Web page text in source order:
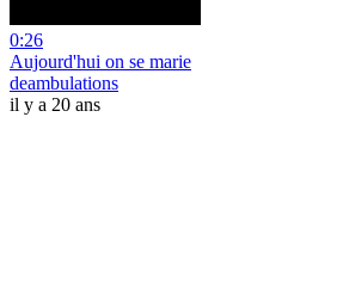
0:26
Aujourd'hui on se marie
deambulations
il y a 20 ans